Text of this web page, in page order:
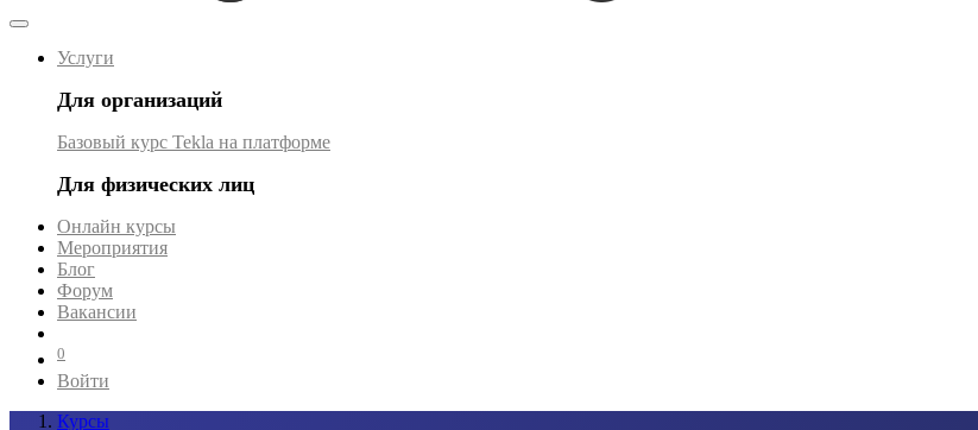
Услуги
Для организаций
Базовый курс Tekla на платформе
Для физических лиц
Онлайн курсы
Мероприятия
Блог
Форум
Вакансии
0
Войти
Курсы